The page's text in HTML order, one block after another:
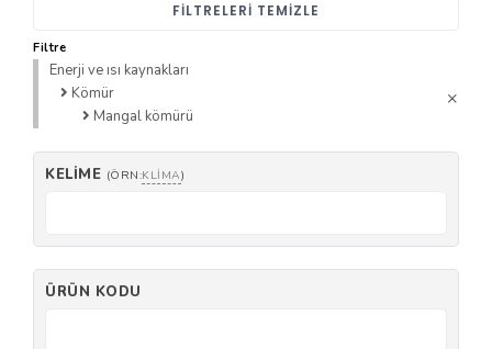
FILTRELERI TEMIZLE
Filtre
Enerji ve ısı kaynakları
Kömür
Mangal kömürü
KELIME (ÖRN:KLIMA)
ÜRÜN KODU